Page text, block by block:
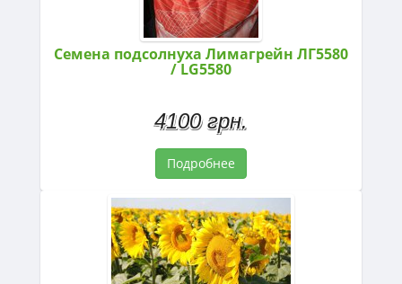
Семена подсолнуха Лимагрейн ЛГ5580
/ LG5580
4100 грн.
Подробнее